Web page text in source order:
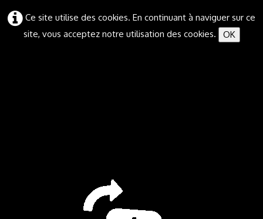
Ce site utilise des cookies. En continuant à naviguer sur ce
site, vous acceptez notre utilisation des cookies.
OK